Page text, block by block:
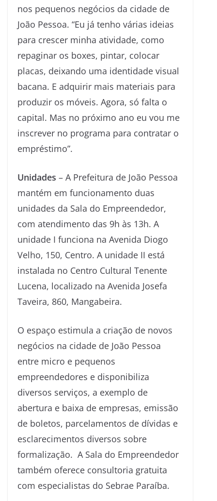
nos pequenos negócios da cidade de
João Pessoa. “Eu já tenho várias ideias
para crescer minha atividade, como
repaginar os boxes, pintar, colocar
placas, deixando uma identidade visual
bacana. E adquirir mais materiais para
produzir os móveis. Agora, só falta o
capital. Mas no próximo ano eu vou me
inscrever no programa para contratar o
empréstimo”.
Unidades – A Prefeitura de João Pessoa
mantém em funcionamento duas
unidades da Sala do Empreendedor,
com atendimento das 9h às 13h. A
unidade I funciona na Avenida Diogo
Velho, 150, Centro. A unidade II está
instalada no Centro Cultural Tenente
Lucena, localizado na Avenida Josefa
Taveira, 860, Mangabeira.
O espaço estimula a criação de novos
negócios na cidade de João Pessoa
entre micro e pequenos
empreendedores e disponibiliza
diversos serviços, a exemplo de
abertura e baixa de empresas, emissão
de boletos, parcelamentos de dívidas e
esclarecimentos diversos sobre
formalização. A Sala do Empreendedor
também oferece consultoria gratuita
com especialistas do Sebrae Paraíba.